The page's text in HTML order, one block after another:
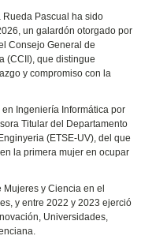
Rueda Pascual ha sido
un galardón otorgado por
Consejo General de
(CCII), que distingue
y compromiso con la
Ingeniería Informática por
Titular del Departamento
(ETSE-UV), del que
la primera mujer en ocupar
y Ciencia en el
y entre 2022 y 2023 ejerció
Universidades,